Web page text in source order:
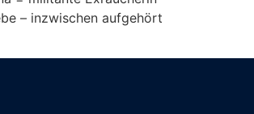
– inzwischen aufgehört